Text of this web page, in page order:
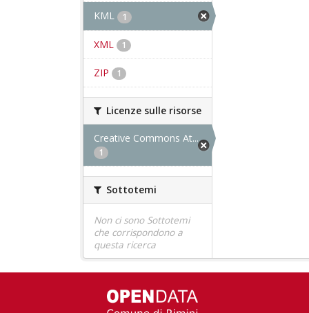
KML 1
XML 1
ZIP 1
Licenze sulle risorse
Creative Commons At...
1
Sottotemi
Non ci sono Sottotemi
che corrispondono a
questa ricerca